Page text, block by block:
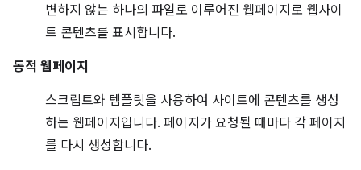
변하지 않는 하나의 파일로 이루어진 웹페이지로 웹사이
트 콘텐츠를 표시합니다.
동적 웹페이지
스크립트와 템플릿을 사용하여 사이트에 콘텐츠를 생성
하는 웹페이지입니다. 페이지가 요청될 때마다 각 페이지
를 다시 생성합니다.